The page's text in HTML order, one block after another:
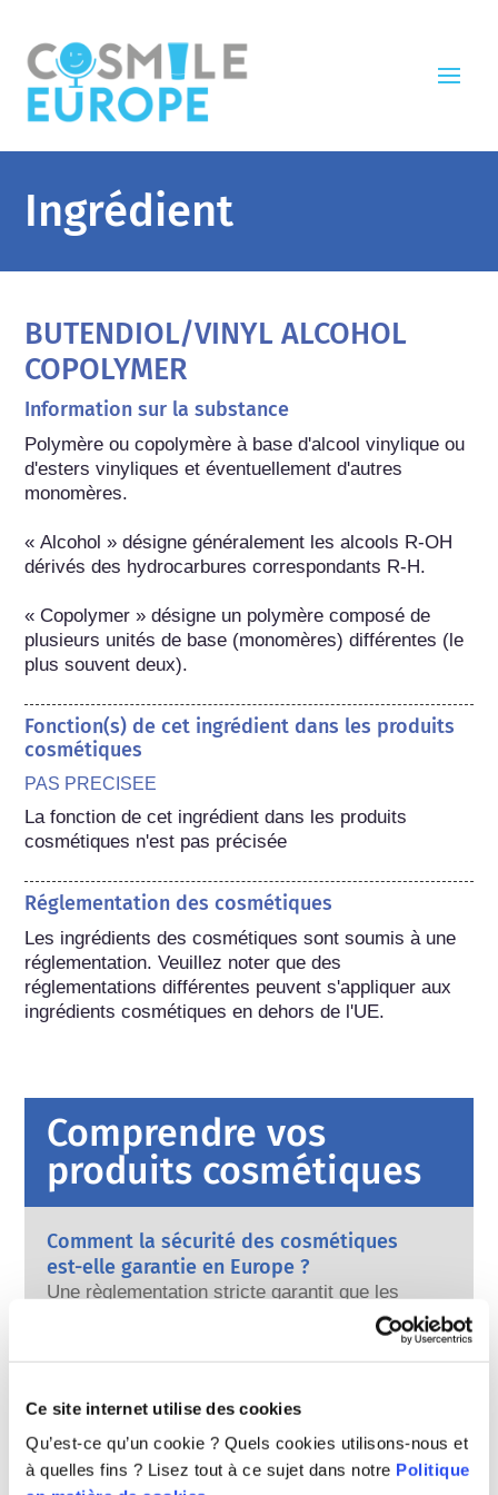
Ce site internet utilise des cookies
Qu’est-ce qu’un cookie ? Quels cookies utilisons-nous et
à quelles fins ? Lisez tout à ce sujet dans notre Politique
Ingrédient
BUTENDIOL/VINYL ALCOHOL
COPOLYMER
Information sur la substance
Polymère ou copolymère à base d'alcool vinylique ou
d'esters vinyliques et éventuellement d'autres
monomères.
« Alcohol » désigne généralement les alcools R-OH
dérivés des hydrocarbures correspondants R-H.
« Copolymer » désigne un polymère composé de
plusieurs unités de base (monomères) différentes (le
plus souvent deux).
Fonction(s) de cet ingrédient dans les produits
cosmétiques
PAS PRECISEE
La fonction de cet ingrédient dans les produits
cosmétiques n'est pas précisée
Réglementation des cosmétiques
Les ingrédients des cosmétiques sont soumis à une
réglementation. Veuillez noter que des
réglementations différentes peuvent s'appliquer aux
ingrédients cosmétiques en dehors de l'UE.
Comprendre vos
produits cosmétiques
Comment la sécurité des cosmétiques
est-elle garantie en Europe ?
Une règlementation stricte garantit que les
produits cosmétiques vendus dans l’Union
consommateurs. Les entreprises et les
européennes se partagent la responsabilité
d’assurer la sécurité des produits
cosmétiques.
En savoir plus
Que dire des perturbateurs endocriniens
Certains ingrédients utilisés dans les produits
cosmétiques sont considérés comme des «